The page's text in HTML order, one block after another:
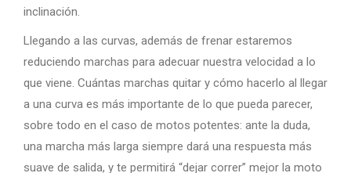
inclinación.
Llegando a las curvas, además de frenar estaremos
reduciendo marchas para adecuar nuestra velocidad a lo
que viene. Cuántas marchas quitar y cómo hacerlo al llegar
a una curva es más importante de lo que pueda parecer,
sobre todo en el caso de motos potentes: ante la duda,
una marcha más larga siempre dará una respuesta más
suave de salida, y te permitirá “dejar correr” mejor la moto